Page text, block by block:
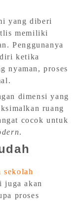
yang diberi
memiliki
Penggunanya
ketika
nyaman, proses
dimensi yang
ruang
cocok untuk
.
sekolah
juga akan
proses